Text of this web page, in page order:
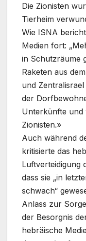
Die Zionisten
Tierheim
Wie ISNA
Medien fort:
in Schutzräume
Raketen aus
und
der
Unterkünfte und
Zionisten.»
Auch während
kritisierte das
Luftverteidigung
dass sie „in
schwach“
Anlass zur
der Besorgnis
hebräische